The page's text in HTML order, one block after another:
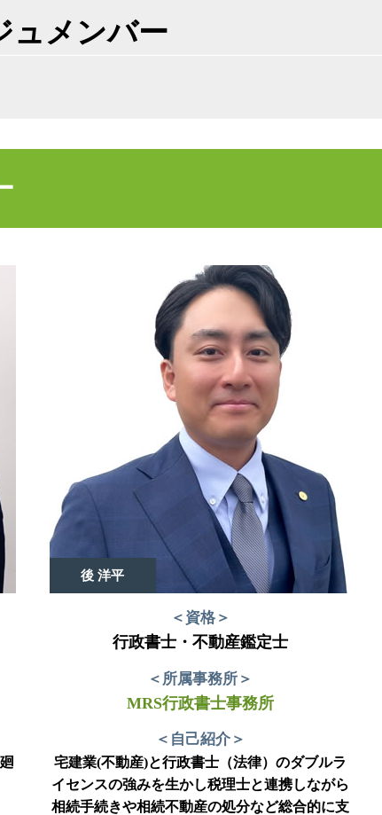
不動産 相続手続き 必要書類
不動産 寄付 譲渡所得
ュメンバー
後 洋平
＜資格＞
行政書士・不動産鑑定士
＜所属事務所＞
MRS行政書士事務所
＜自己紹介＞
宅建業(不動産)と行政書士（法律）のダブルラ
イセンスの強みを生かし税理士と連携しながら
相続手続きや相続不動産の処分など総合的に支